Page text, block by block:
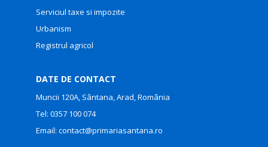
Serviciul taxe si impozite
Urbanism
Registrul agricol
DATE DE CONTACT
Muncii 120A, Sântana, Arad, România
Tel: 0357 100 074
Email: contact@primariasantana.ro